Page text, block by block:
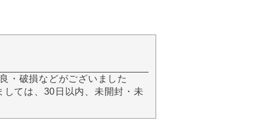
・破損などがございました
ては、30日以内、未開封・未